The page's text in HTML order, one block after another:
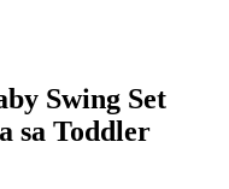
Swing Set
sa Toddler